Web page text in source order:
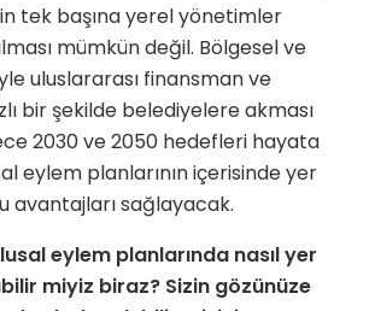
tek başına yerel yönetimler
mümkün değil. Bölgesel ve
uluslararası finansman ve
bir şekilde belediyelere akması
2030 ve 2050 hedefleri hayata
eylem planlarının içerisinde yer
avantajları sağlayacak.
eylem planlarında nasıl yer
miyiz biraz? Sizin gözünüze